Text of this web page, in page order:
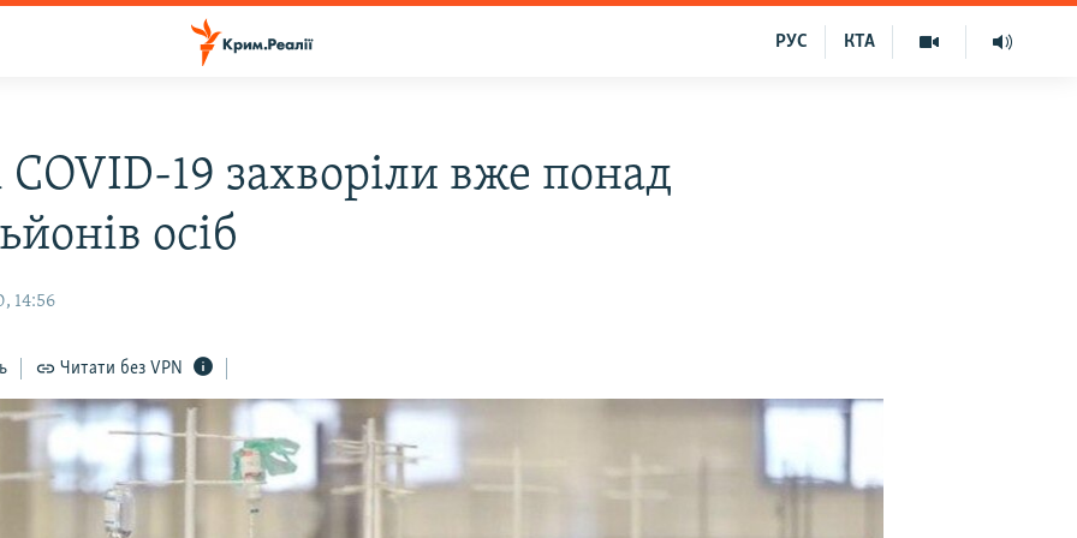
КТА
РУС
COVID-19 захворіли вже понад
осіб
14:56
Читати без VPN